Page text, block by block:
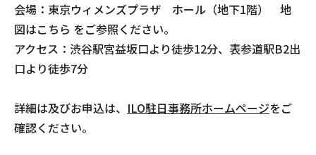
会場：東京ウィメンズプラザ ホール（地下1階） 地
図はこちら をご参照ください。
アクセス：渋谷駅宮益坂口より徒歩12分、表参道駅B2出
口より徒歩7分
詳細は及びお申込は、 ILO駐日事務所ホームページをご
確認ください。